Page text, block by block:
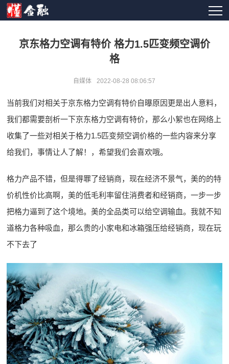
京东格力空调有特价 格力1.5匹变频空调价
格
自媒体 2022-08-28 08:06:57
当前我们对相关于京东格力空调有特价自曝原因更是出人意料，
我们都需要剖析一下京东格力空调有特价，那么小絮也在网络上
收集了一些对相关于格力1.5匹变频空调价格的一些内容来分享
给我们，事情让人了解！，希望我们会喜欢哦。
格力产品不错，但是得罪了经销商，现在经济不景气，美的的特
价机性价比高啊，美的低毛利率留住消费者和经销商，一步一步
把格力逼到了这个境地。美的全品类可以给空调输血。我就不知
道格力各种吸血，那么贵的小家电和冰箱强压给经销商，现在玩
不下去了